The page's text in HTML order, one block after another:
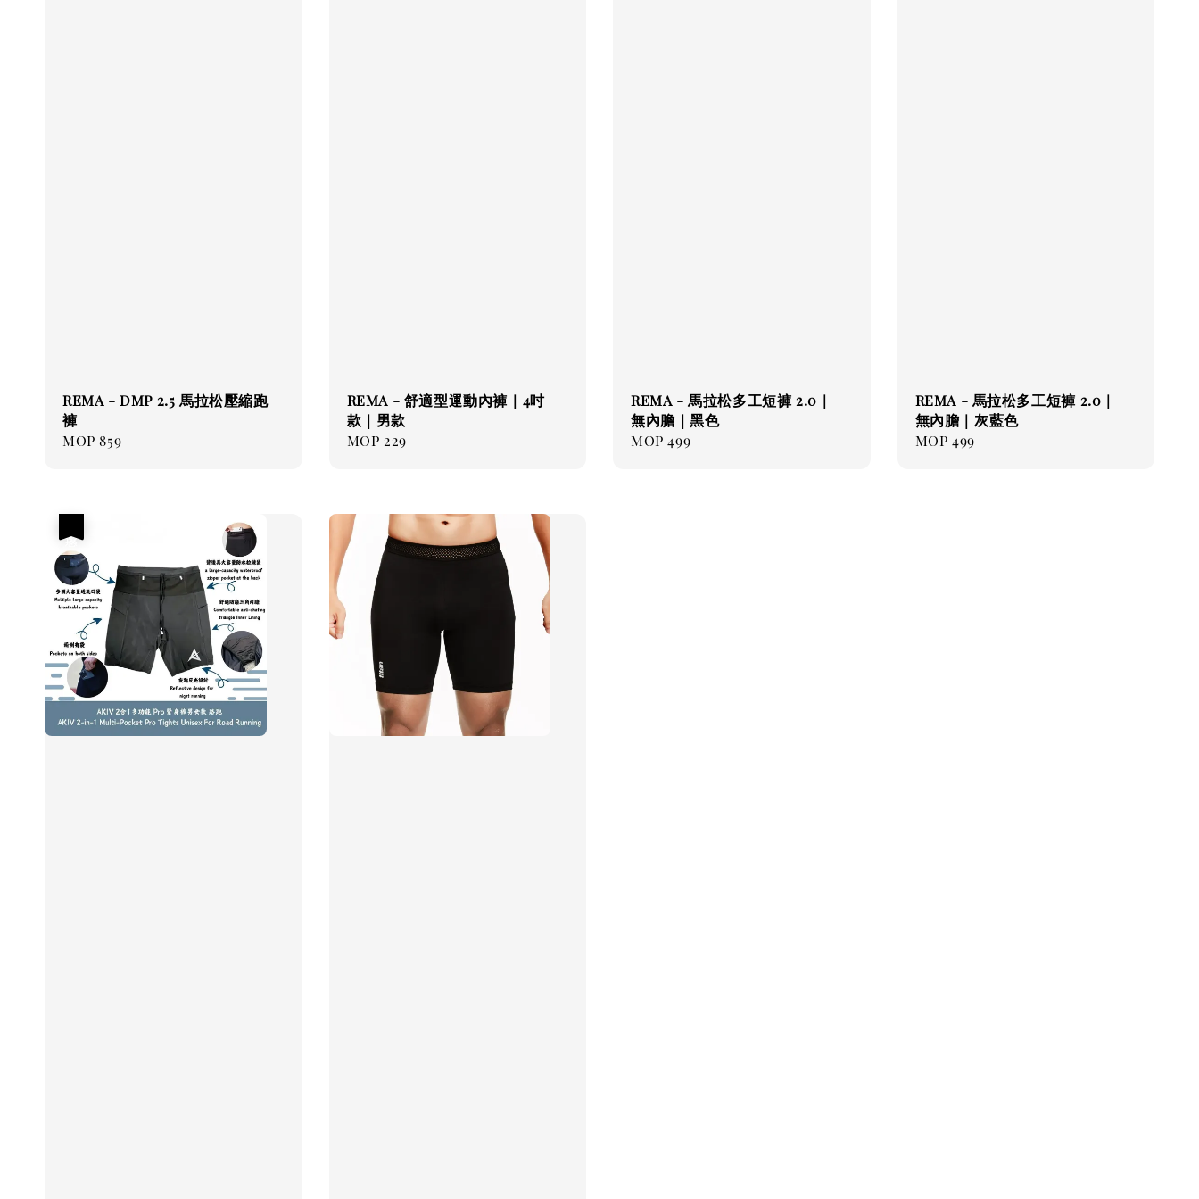
REMA - DMP 2.5 馬拉松壓縮跑
褲
Regular
MOP 859
REMA - 舒適型運動內褲｜4吋
款｜男款
Regular
MOP 229
REMA - 馬拉松多工短褲 2.0｜
無內膽｜黑色
Regular
MOP 499
REMA - 馬拉松多工短褲 2.0｜
無內膽｜灰藍色
Regular
MOP 499